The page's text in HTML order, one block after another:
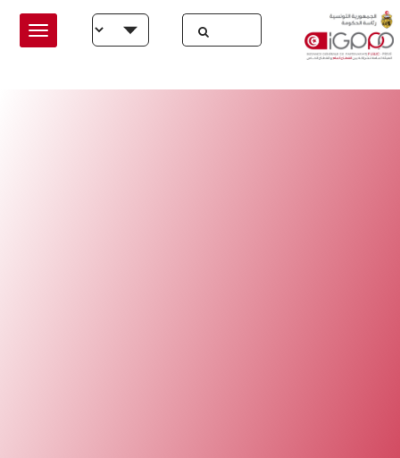
Skip to main content
Select your language